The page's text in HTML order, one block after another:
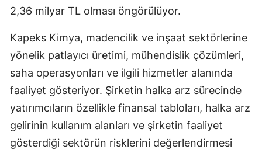
2,36 milyar TL olması öngörülüyor.
Kapeks Kimya, madencilik ve inşaat sektörlerine
yönelik patlayıcı üretimi, mühendislik çözümleri,
saha operasyonları ve ilgili hizmetler alanında
faaliyet gösteriyor. Şirketin halka arz sürecinde
yatırımcıların özellikle finansal tabloları, halka arz
gelirinin kullanım alanları ve şirketin faaliyet
gösterdiği sektörün risklerini değerlendirmesi